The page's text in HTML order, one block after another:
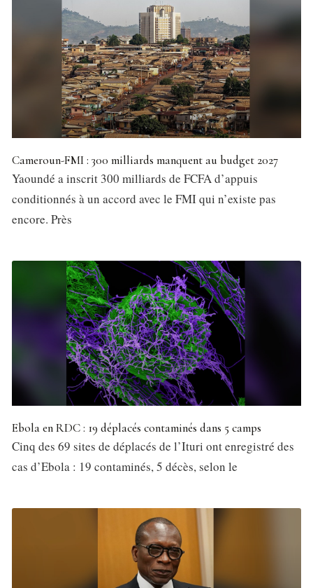
Cameroun-FMI : 300 milliards manquent au budget 2027
Yaoundé a inscrit 300 milliards de FCFA d’appuis
conditionnés à un accord avec le FMI qui n’existe pas
encore. Près
Ebola en RDC : 19 déplacés contaminés dans 5 camps
Cinq des 69 sites de déplacés de l’Ituri ont enregistré des
cas d’Ebola : 19 contaminés, 5 décès, selon le